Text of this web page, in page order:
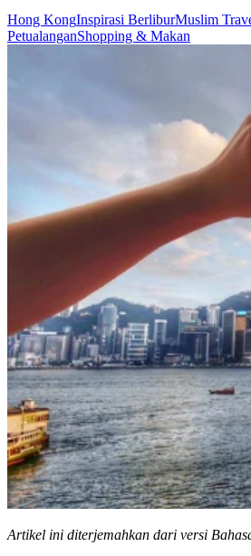
Hong KongInspirasi BerliburMuslim
PetualanganShopping & Makan
Artikel ini diterjemahkan dari versi